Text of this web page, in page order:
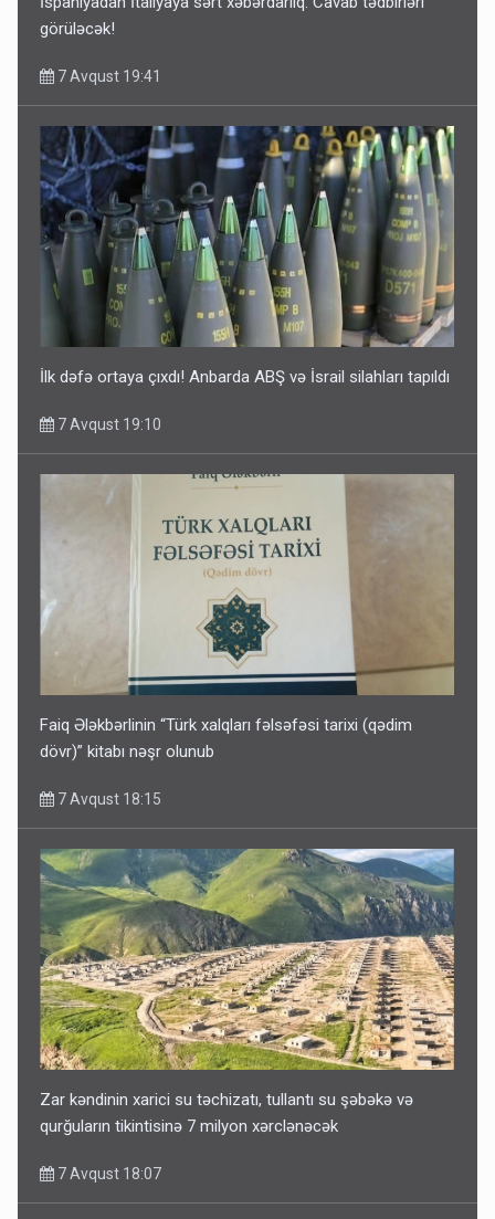
görüləcək!
7 Avqust 19:41
İlk dəfə ortaya çıxdı! Anbarda ABŞ və İsrail silahları tapıldı
7 Avqust 19:10
Faiq Ələkbərlinin “Türk xalqları fəlsəfəsi tarixi (qədim
dövr)” kitabı nəşr olunub
7 Avqust 18:15
Zar kəndinin xarici su təchizatı, tullantı su şəbəkə və
qurğuların tikintisinə 7 milyon xərclənəcək
7 Avqust 18:07